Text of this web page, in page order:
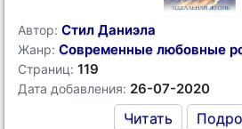
Автор: Стил Даниэла
Жанр: Современные любовные
Страниц: 119
Дата добавления: 26-07-2020
Читать